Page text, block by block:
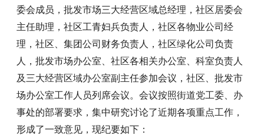
委会成员，批发市场三大经营区域总经理，社区居委会
主任助理，社区工青妇兵负责人，社区各物业公司经
理，社区、集团公司财务负责人，社区绿化公司负责
人，批发市场办公室、社区各相关办公室、科室负责人
及三大经营区域办公室副主任参加会议，社区、批发市
场办公室工作人员列席会议。会议按照街道党工委、办
事处的部署要求，集中研究讨论了近期各项重点工作，
形成了一致意见，现纪要如下：